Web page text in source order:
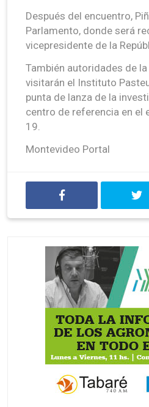
Después del encuentro,
Parlamento, donde será
vicepresidente de la
También autoridades de
visitarán el Instituto
punta de lanza de la
centro de referencia en el
19.
Montevideo Portal